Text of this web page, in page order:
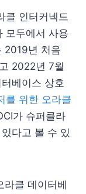
클 인터커넥드
모두에서 사용
2019년 처음
2022년 7월
베이스 상호
를 위한 오라클
가 슈퍼클라
다고 볼 수 있
라클 데이터베